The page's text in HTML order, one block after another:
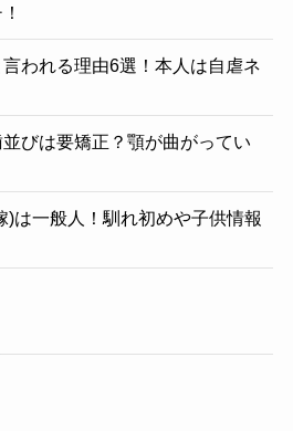
われる理由6選！本人は自虐ネ
並びは要矯正？顎が曲がってい
)は一般人！馴れ初めや子供情報